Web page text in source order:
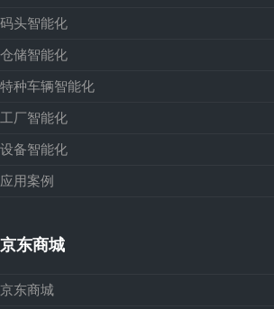
码头智能化
仓储智能化
特种车辆智能化
工厂智能化
设备智能化
应用案例
京东商城
京东商城